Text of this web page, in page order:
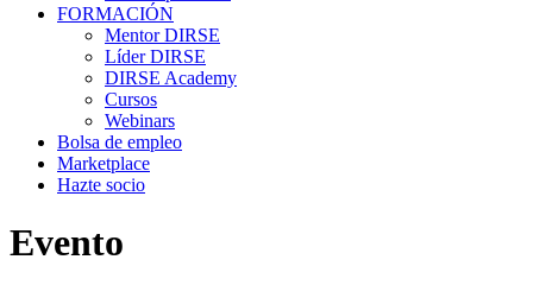
FORMACIÓN
Mentor DIRSE
Líder DIRSE
DIRSE Academy
Cursos
Webinars
Bolsa de empleo
Marketplace
Hazte socio
Evento